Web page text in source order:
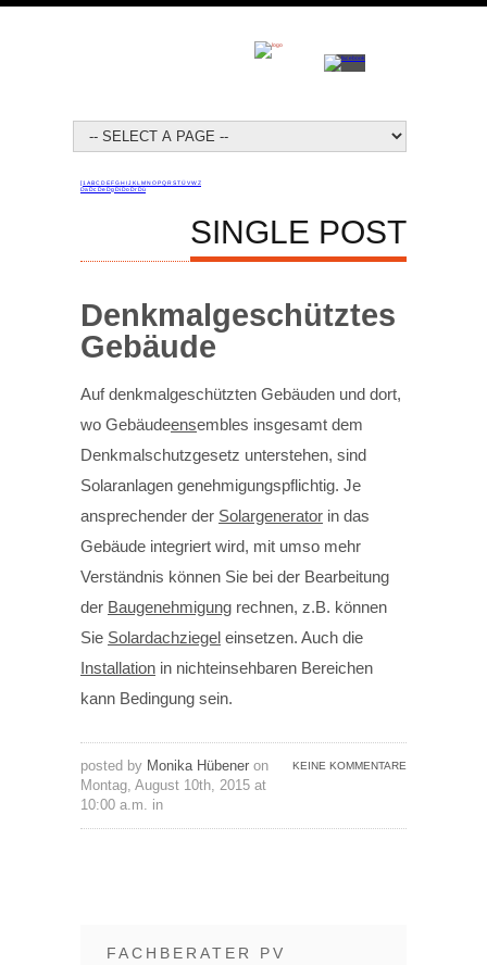
[1 ABCDEFGHI JKL MNOPQRSTÜVWZ
DaDcDeDgDiDoDrDü
SINGLE POST
Denkmalgeschütztes
Gebäude
Auf denkmalgeschützten Gebäuden und dort,
wo Gebäudeensembles insgesamt dem
Denkmalschutzgesetz unterstehen, sind
Solaranlagen genehmigungspflichtig. Je
ansprechender der Solargenerator in das
Gebäude integriert wird, mit umso mehr
Verständnis können Sie bei der Bearbeitung
der Baugenehmigung rechnen, z.B. können
Sie Solardachziegel einsetzen. Auch die
Installation in nichteinsehbaren Bereichen
kann Bedingung sein.
KEINE KOMMENTARE
posted by Monika Hübener on
Montag, August 10th, 2015 at
10:00 a.m. in
FACHBERATER PV